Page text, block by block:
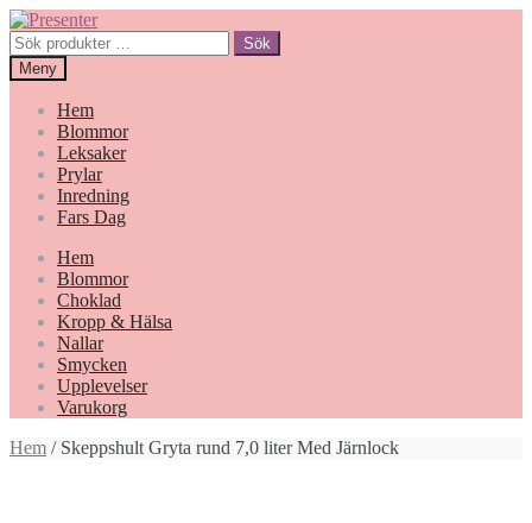
Hoppa
till
navigering
Gå
till
innehåll
Sök
efter:
Sök
Meny
Hem
Blommor
Leksaker
Prylar
Inredning
Fars Dag
Hem
Blommor
Choklad
Kropp & Hälsa
Nallar
Smycken
Upplevelser
Varukorg
Hem / Skeppshult Gryta rund 7,0 liter Med Järnlock